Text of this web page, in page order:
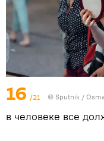
16 /21 © Sputnik /
в человеке все